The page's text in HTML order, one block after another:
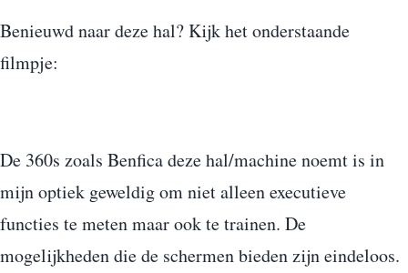
Benieuwd naar deze hal? Kijk het onderstaande
filmpje:
De 360s zoals Benfica deze hal/machine noemt is in
mijn optiek geweldig om niet alleen executieve
functies te meten maar ook te trainen. De
mogelijkheden die de schermen bieden zijn eindeloos.